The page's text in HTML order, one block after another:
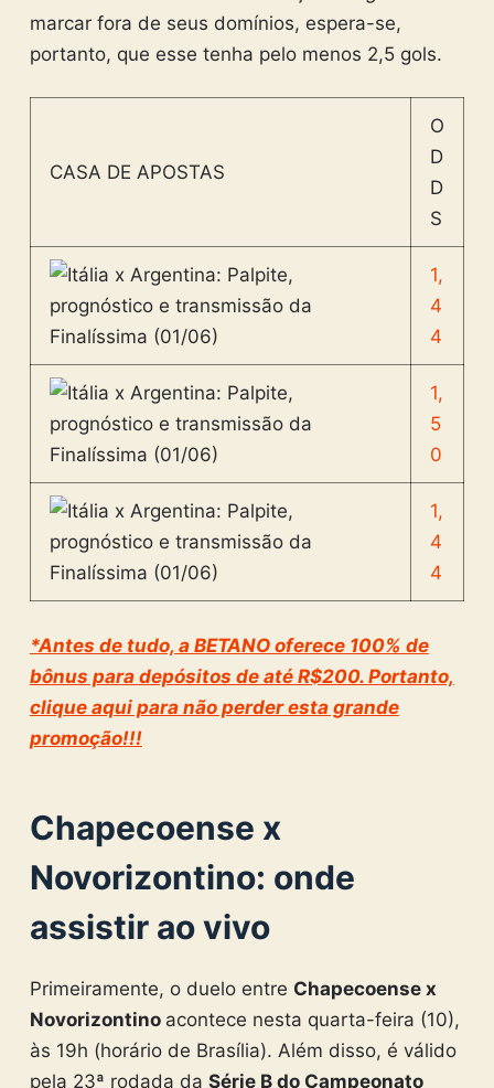
marcar fora de seus domínios, espera-se,
portanto, que esse tenha pelo menos 2,5 gols.
CASA DE APOSTAS
O
D
D
S
1,
4
4
1,
5
0
1,
4
4
*Antes de tudo, a BETANO oferece 100% de
bônus para depósitos de até R$200. Portanto,
clique aqui para não perder esta grande
promoção!!!
Chapecoense x
Novorizontino: onde
assistir ao vivo
Primeiramente, o duelo entre Chapecoense x
Novorizontino acontece nesta quarta-feira (10),
às 19h (horário de Brasília). Além disso, é válido
pela 23ª rodada da Série B do Campeonato